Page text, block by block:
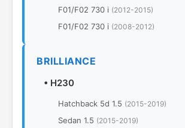
F01/F02 730 i (2012-2015)
F01/F02 730 i (2008-2012)
BRILLIANCE
• H230
Hatchback 5d 1.5 (2015-2019)
Sedan 1.5 (2015-2019)